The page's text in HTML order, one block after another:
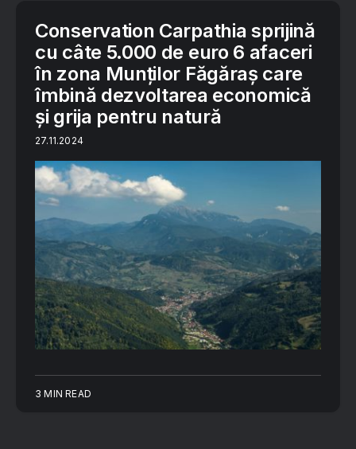
Conservation Carpathia sprijină
cu câte 5.000 de euro 6 afaceri
în zona Munților Făgăraș care
îmbină dezvoltarea economică
și grija pentru natură
27.11.2024
3 MIN READ